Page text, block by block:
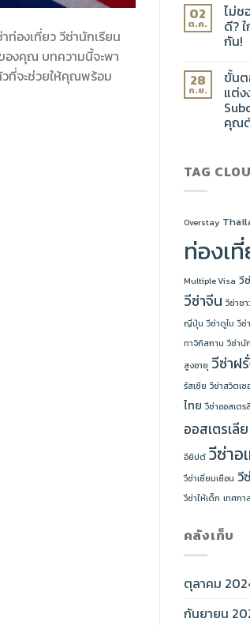
องเที่ยว วีซ่านักเรียน
องคุณ บทความนี้จะพา
ที่จะช่วยให้คุณพร้อม
02
ต.ค.
ไม่ช
ดี?
กัน!
28
ก.ย.
ขั้นต
แต่ง
คุณ
TAG
Overstay
ท่องเ
Multiple Visa วี
วีซ่าจีน วีซ่าช
ญี่ปุ่น วีซ่าดูไบ วีซ่
ทาจิกิสถาน วีซ่านั
สูงอายุ วีซ่าฝ
รัสเซีย วีซ่าสวิตเ
ไทย วีซ่าออสเตร
ออสเตรเลีย
อียิปต์ วีซ่าอ
วีซ่าเยี่ยมเยือน วี
วีซ่าให้เด็ก เทศกาล
คลังเก็บ
ตุลาคม
กันยายน